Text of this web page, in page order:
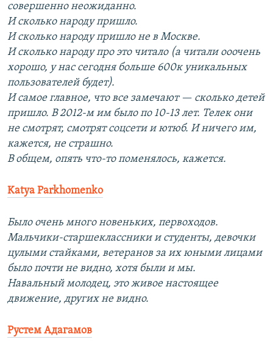
совершенно неожиданно.
И сколько народу пришло.
И сколько народу пришло не в Москве.
И сколько народу про это читало (а читали ооочень
хорошо, у нас сегодня больше 600к уникальных
пользователей будет).
И самое главное, что все замечают — сколько детей
пришло. В 2012-м им было по 10-13 лет. Телек они
не смотрят, смотрят соцсети и ютюб. И ничего им,
кажется, не страшно.
В общем, опять что-то поменялось, кажется.
Katya Parkhomenko
Было очень много новеньких, первоходов.
Мальчики-старшеклассники и студенты, девочки
цулыми стайками, ветеранов за их юными лицами
было почти не видно, хотя были и мы.
Навальный молодец, это живое настоящее
движение, других не видно.
Рустем Адагамов